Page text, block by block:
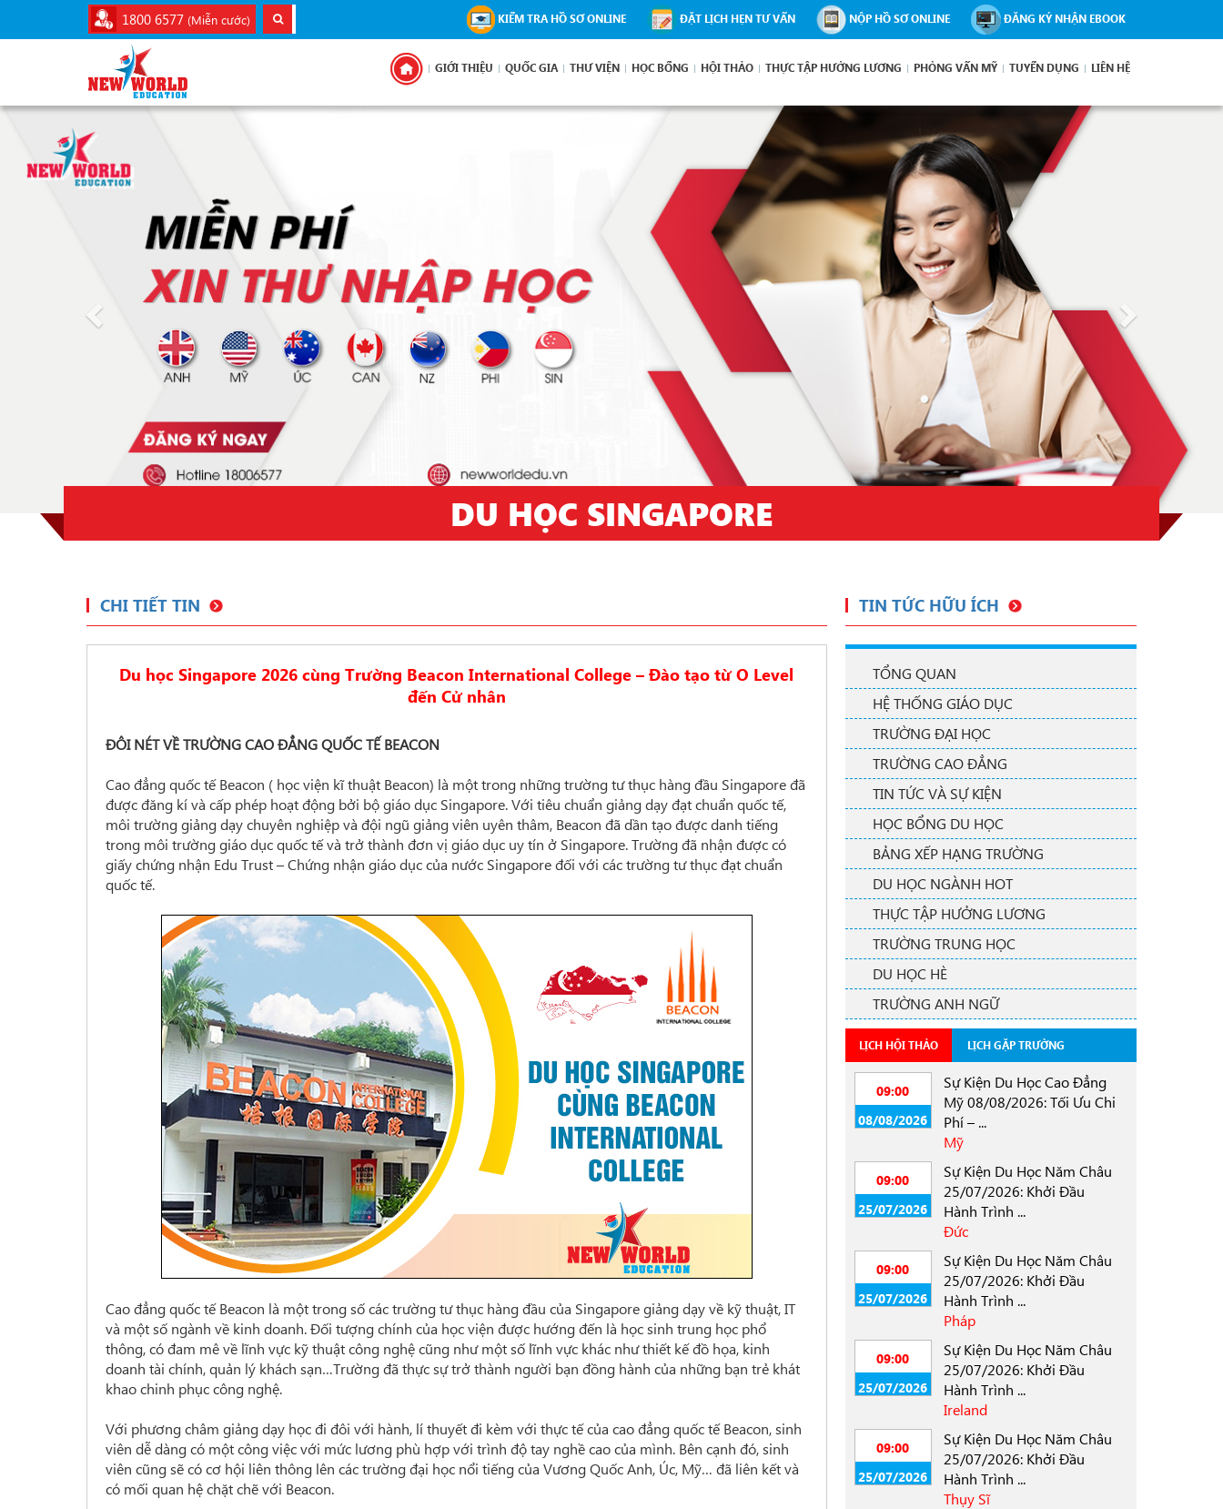
1800 6577 (Miễn cước) KIỂM TRA HỒ SƠ ONLINE ĐẶT LỊCH HẸN TƯ VẤN NỘP HỒ SƠ ONLINE ĐĂNG KÝ NHẬN EBOOK
GIỚI THIỆU QUỐC GIA THƯ VIỆN HỌC BỔNG HỘI THẢO THỰC TẬP HƯỞNG LƯƠNG PHỎNG VẤN MỸ TUYỂN DỤNG LIÊN HỆ
Previous Next
DU HỌC SINGAPORE
CHI TIẾT TIN
Du học Singapore 2026 cùng Trường Beacon International College – Đào tạo từ O Level
đến Cử nhân
ĐÔI NÉT VỀ TRƯỜNG CAO ĐẲNG QUỐC TẾ BEACON
Cao đẳng quốc tế Beacon ( học viện kĩ thuật Beacon) là một trong những trường tư thục hàng đầu Singapore đã
được đăng kí và cấp phép hoạt động bởi bộ giáo dục Singapore. Với tiêu chuẩn giảng dạy đạt chuẩn quốc tế,
môi trường giảng dạy chuyên nghiệp và đội ngũ giảng viên uyên thâm, Beacon đã dần tạo được danh tiếng
trong môi trường giáo dục quốc tế và trở thành đơn vị giáo dục uy tín ở Singapore. Trường đã nhận được có
giấy chứng nhận Edu Trust – Chứng nhận giáo dục của nước Singapore đối với các trường tư thục đạt chuẩn
quốc tế.
Cao đẳng quốc tế Beacon là một trong số các trường tư thục hàng đầu của Singapore giảng dạy về kỹ thuật, IT
và một số ngành về kinh doanh. Đối tượng chính của học viện được hướng đến là học sinh trung học phổ
thông, có đam mê về lĩnh vực kỹ thuật công nghệ cũng như một số lĩnh vực khác như thiết kế đồ họa, kinh
doanh tài chính, quản lý khách sạn…Trường đã thực sự trở thành người bạn đồng hành của những bạn trẻ khát
khao chinh phục công nghệ.
Với phương châm giảng dạy học đi đôi với hành, lí thuyết đi kèm với thực tế của cao đẳng quốc tế Beacon, sinh
viên dễ dàng có một công việc với mức lương phù hợp với trình độ tay nghề cao của mình. Bên cạnh đó, sinh
viên cũng sẽ có cơ hội liên thông lên các trường đại học nổi tiếng của Vương Quốc Anh, Úc, Mỹ… đã liên kết và
có mối quan hệ chặt chẽ với Beacon.
TIN TỨC HỮU ÍCH
TỔNG QUAN
HỆ THỐNG GIÁO DỤC
TRƯỜNG ĐẠI HỌC
TRƯỜNG CAO ĐẲNG
TIN TỨC VÀ SỰ KIỆN
HỌC BỔNG DU HỌC
BẢNG XẾP HẠNG TRƯỜNG
DU HỌC NGÀNH HOT
THỰC TẬP HƯỞNG LƯƠNG
TRƯỜNG TRUNG HỌC
DU HỌC HÈ
TRƯỜNG ANH NGỮ
LỊCH HỘI THẢO LỊCH GẶP TRƯỜNG
09:00
08/08/2026
Sự Kiện Du Học Cao Đẳng
Mỹ 08/08/2026: Tối Ưu Chi
Phí – ...
Mỹ
09:00
25/07/2026
Sự Kiện Du Học Năm Châu
25/07/2026: Khởi Đầu
Hành Trình ...
Đức
09:00
25/07/2026
Sự Kiện Du Học Năm Châu
25/07/2026: Khởi Đầu
Hành Trình ...
Pháp
09:00
25/07/2026
Sự Kiện Du Học Năm Châu
25/07/2026: Khởi Đầu
Hành Trình ...
Ireland
09:00
25/07/2026
Sự Kiện Du Học Năm Châu
25/07/2026: Khởi Đầu
Hành Trình ...
Thụy Sĩ